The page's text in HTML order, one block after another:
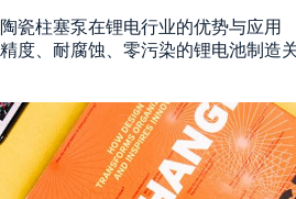
瓷柱塞泵在锂电行业的优势与应用
度、耐腐蚀、零污染的锂电池制造